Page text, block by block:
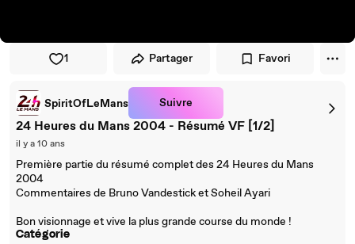
1 Partager Favori
SpiritOfLeMans Suivre
24 Heures du Mans 2004 - Résumé VF [1/2]
il y a 10 ans
Première partie du résumé complet des 24 Heures du Mans
2004
Commentaires de Bruno Vandestick et Soheil Ayari
Bon visionnage et vive la plus grande course du monde !
Catégorie